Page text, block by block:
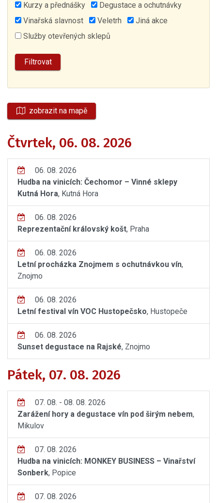
Kurzy a přednášky
Degustace a ochutnávky
Vinařská slavnost
Veletrh
Jiná akce
Služby otevřených sklepů
zobrazit na mapě
Čtvrtek, 06. 08. 2026
06. 08. 2026
Hudba na vinicích: Čechomor – Vinné sklepy
Kutná Hora, Kutná Hora
06. 08. 2026
Reprezentační královský košt, Praha
06. 08. 2026
Letní procházka Znojmem s ochutnávkou vín,
Znojmo
06. 08. 2026
Letní festival vín VOC Hustopečsko, Hustopeče
06. 08. 2026
Sunset degustace na Rajské, Znojmo
Pátek, 07. 08. 2026
07. 08. - 08. 08. 2026
Zarážení hory a degustace vín pod širým nebem,
Mikulov
07. 08. 2026
Hudba na vinicích: MONKEY BUSINESS – Vinařství
Sonberk, Popice
07. 08. 2026